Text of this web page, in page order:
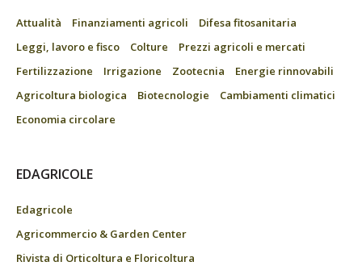
Attualità Finanziamenti agricoli
Difesa fitosanitaria
Leggi, lavoro e fisco
Colture
Prezzi agricoli e mercati
Fertilizzazione
Irrigazione Zootecnia
Energie rinnovabili
Agricoltura biologica
Biotecnologie
Cambiamenti climatici
Economia circolare
EDAGRICOLE
Edagricole
Agricommercio & Garden Center
Rivista di Orticoltura e Floricoltura